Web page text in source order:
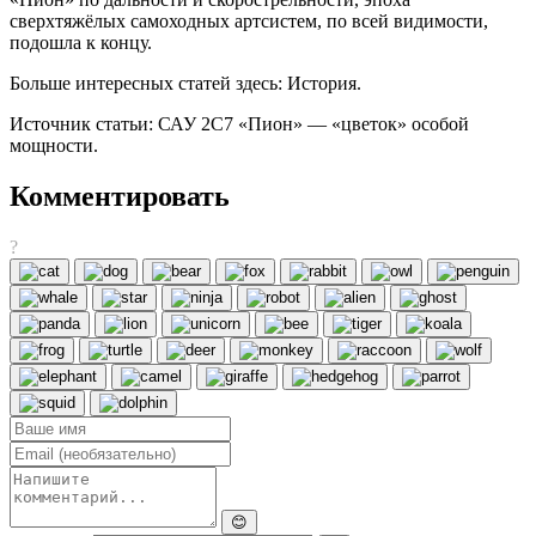
сверхтяжёлых самоходных артсистем, по всей видимости,
подошла к концу.
Больше интересных статей здесь: История.
Источник статьи: САУ 2С7 «Пион» — «цветок» особой
мощности.
Комментировать
?
😊